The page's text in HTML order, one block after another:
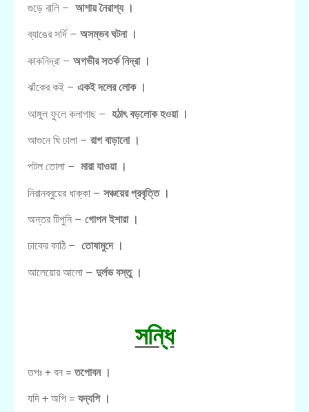
গুড়ে বালি – আশায় নৈরাশ্য ।
ব্যাঙের সর্দি – অসম্ভব ঘটনা ।
কাকনিদ্রা – অগভীর সতর্ক নিদ্রা ।
ঝাঁকের কই – একই দলের লোক ।
আঙ্গুল ফুলে কলাগাছ – হঠাৎ বড়লোক হওয়া ।
আগুনে ঘি ঢালা – রাগ বাড়ানো ।
পটল তোলা – মারা যাওয়া ।
নিরানব্বুয়ের ধাক্কা – সঞ্চয়ের প্রবৃত্তি ।
অন্তর টিপুনি – গোপন ইশারা ।
ঢাকের কাঠি – তোষামুদে ।
আলেয়াের আলো – দুর্লভ বস্তু ।
সন্ধি
তপঃ + বন = তপোবন ।
যদি + অপি = যদ্যপি ।